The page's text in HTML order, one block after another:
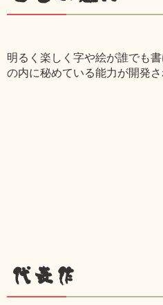
明るく楽しく字や絵が誰でも
の内に秘めている能力が開発さ
代表作